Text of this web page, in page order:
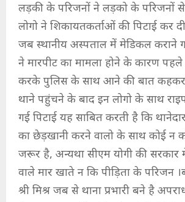
लड़की के परिजनों ने लड़को के परिजनों
लोगो ने शिकायतकर्ताओं की पिटाई कर
जब स्थानीय अस्पताल में मेडिकल कराने
ने मारपीट का मामला होने के कारण
करके पुलिस के साथ आने की बात कहकर
थाने पहुंचने के बाद इन लोगो के साथ
गई पिटाई यह साबित करती है कि
का छेड़खानी करने वालो के साथ कोई न
जरूर है, अन्यथा सीएम योगी की
वाले मार खाते न कि पीड़िता के परिजन
श्री मिश्र जब से थाना प्रभारी बने है